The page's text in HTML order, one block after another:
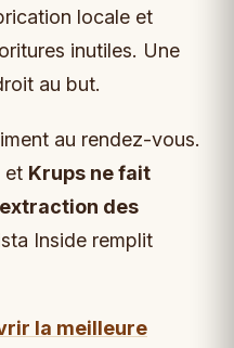
locale et
inutiles. Une
au but.
au rendez-vous.
et Krups ne fait
des
Inside remplit
la meilleure